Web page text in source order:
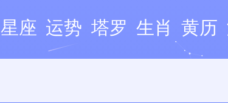
星座 运势 塔罗 生肖 黄历